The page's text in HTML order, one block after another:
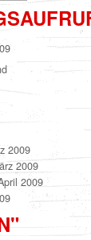
2009
2009
2009